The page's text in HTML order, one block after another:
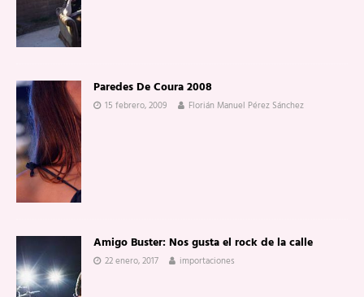
Paredes De Coura 2008
15 febrero, 2009 Florián Manuel Pérez Sánchez
Amigo Buster: Nos gusta el rock de la calle
22 enero, 2017 importaciones